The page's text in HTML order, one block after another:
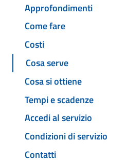
Approfondimenti
Come fare
Costi
Cosa serve
Cosa si ottiene
Tempi e scadenze
Accedi al servizio
Condizioni di servizio
Contatti